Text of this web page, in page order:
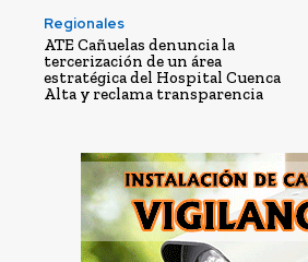
Regionales
ATE Cañuelas denuncia la
tercerización de un área
estratégica del Hospital Cuenca
Alta y reclama transparencia